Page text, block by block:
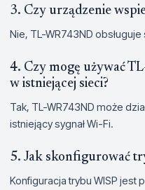
3. Czy urządzenie
Nie, TL-WR743ND
4. Czy mogę używać
w istniejącej sieci?
Tak, TL-WR743ND może
istniejący sygnał Wi-Fi.
5. Jak skonfigurować
Konfiguracja trybu WISP jest